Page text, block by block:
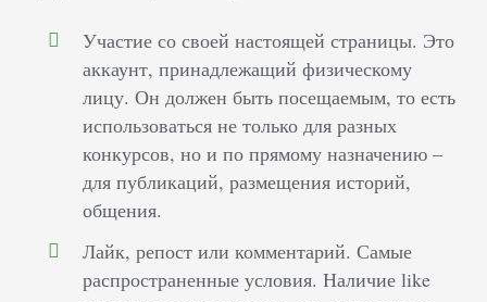
Участие со своей настоящей страницы. Это
аккаунт, принадлежащий физическому
лицу. Он должен быть посещаемым, то есть
использоваться не только для разных
конкурсов, но и по прямому назначению –
для публикаций, размещения историй,
общения.
Лайк, репост или комментарий. Самые
распространенные условия. Наличие like